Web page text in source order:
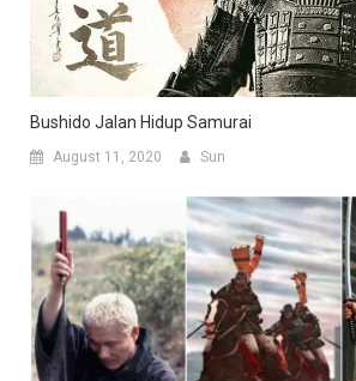
Bushido Jalan Hidup Samurai
August 11, 2020 Sun